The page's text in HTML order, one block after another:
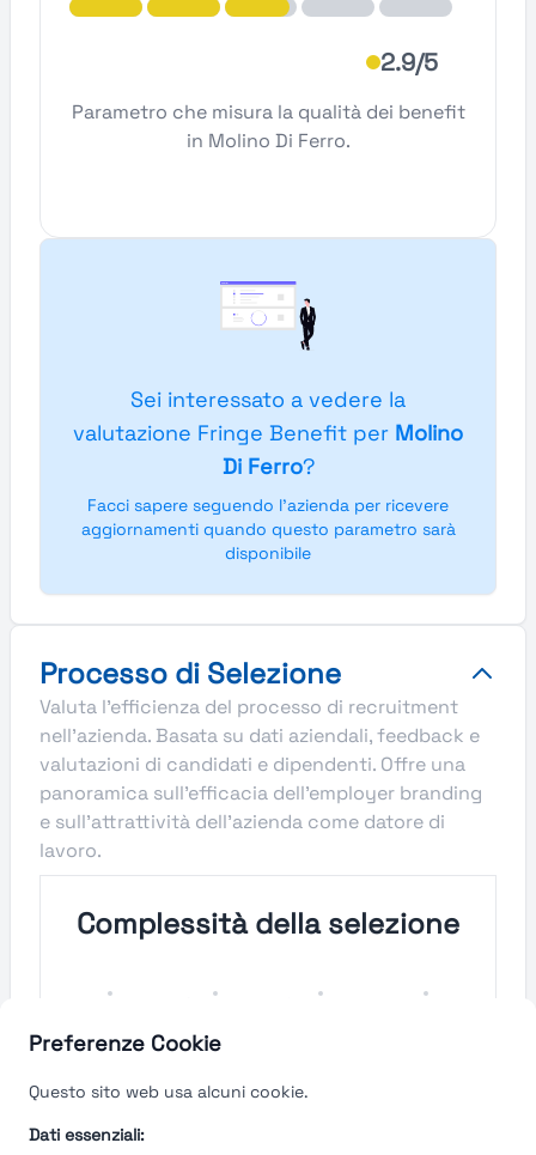
Preferenze Cookie
Questo sito web usa alcuni cookie.
Dati essenziali:
2.9/5
Parametro che misura la qualità dei benefit
in Molino Di Ferro.
Sei interessato a vedere la
valutazione Fringe Benefit per Molino
Di Ferro?
Facci sapere seguendo l'azienda per ricevere
aggiornamenti quando questo parametro sarà
disponibile
Processo di Selezione
Valuta l'efficienza del processo di recruitment
nell'azienda. Basata su dati aziendali, feedback e
valutazioni di candidati e dipendenti. Offre una
panoramica sull'efficacia dell'employer branding
e sull'attrattività dell'azienda come datore di
lavoro.
Complessità della selezione
Velocità del processo di